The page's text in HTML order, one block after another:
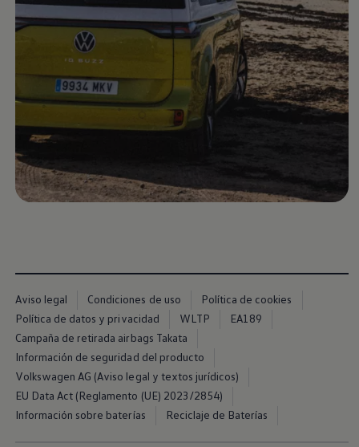
Descarga de nuevas funcionalidades
Actualización de software
Car-Net
App-Connect
Clientes y posventa
Mantenimiento y reparaciones
Ventajas Servicio Oficial
Plan de mantenimiento
Baterías
Asistencia y garantía
Asistencia en carretera
Garantía Volkswagen
Volkswagen Long Drive
Servicio técnico para eléctricos
Comunicados
Información sobre EA189
Reciclaje de vehículos
Retirada por seguridad de airbags Takata
Alquiler con Rent-a-Car
Accesorios Originales
Comunidad The Originals
Comunidad The Originals
Aviso legal Condiciones de uso
Política de cookies
Política de datos y privacidad
WLTP
EA189
Campaña de retirada airbags Takata
Información de seguridad del producto
Volkswagen AG (Aviso legal y textos jurídicos)
EU Data Act (Reglamento (UE) 2023/2854)
Información sobre baterías
Reciclaje de Baterías